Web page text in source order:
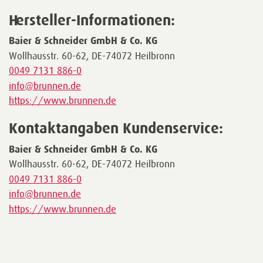
Hersteller-Informationen:
Baier & Schneider GmbH & Co. KG
Wollhausstr. 60-62, DE-74072 Heilbronn
0049 7131 886-0
info@brunnen.de
https://www.brunnen.de
Kontaktangaben Kundenservice:
Baier & Schneider GmbH & Co. KG
Wollhausstr. 60-62, DE-74072 Heilbronn
0049 7131 886-0
info@brunnen.de
https://www.brunnen.de